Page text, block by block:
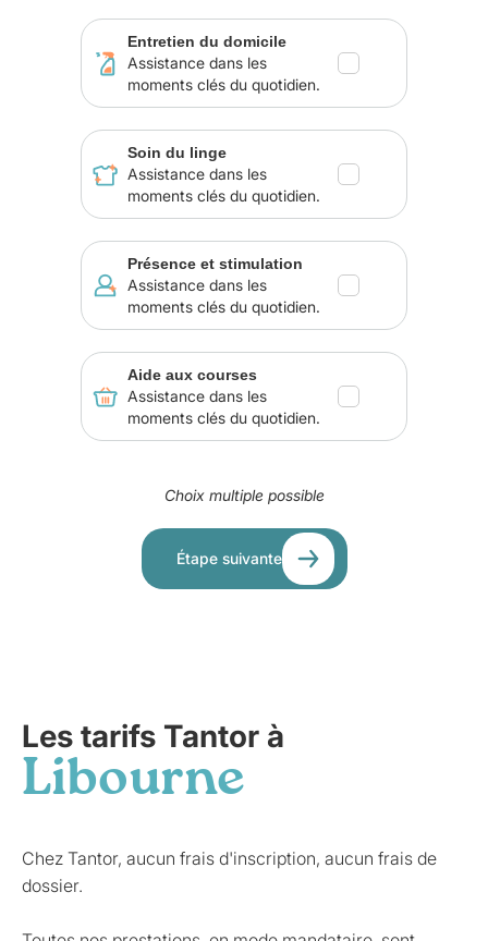
Entretien du domicile
Assistance dans les
moments clés du quotidien.
Soin du linge
Assistance dans les
moments clés du quotidien.
Présence et stimulation
Assistance dans les
moments clés du quotidien.
Aide aux courses
Assistance dans les
moments clés du quotidien.
Choix multiple possible
Étape suivante
Les tarifs Tantor à
Libourne
Chez Tantor, aucun frais d'inscription, aucun frais de
dossier.